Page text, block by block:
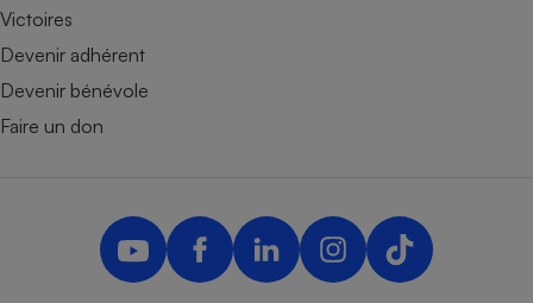
Victoires
Devenir adhérent
Devenir bénévole
Faire un don